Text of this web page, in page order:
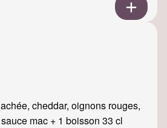
cheddar, oignons rouges,
mac + 1 boisson 33 cl